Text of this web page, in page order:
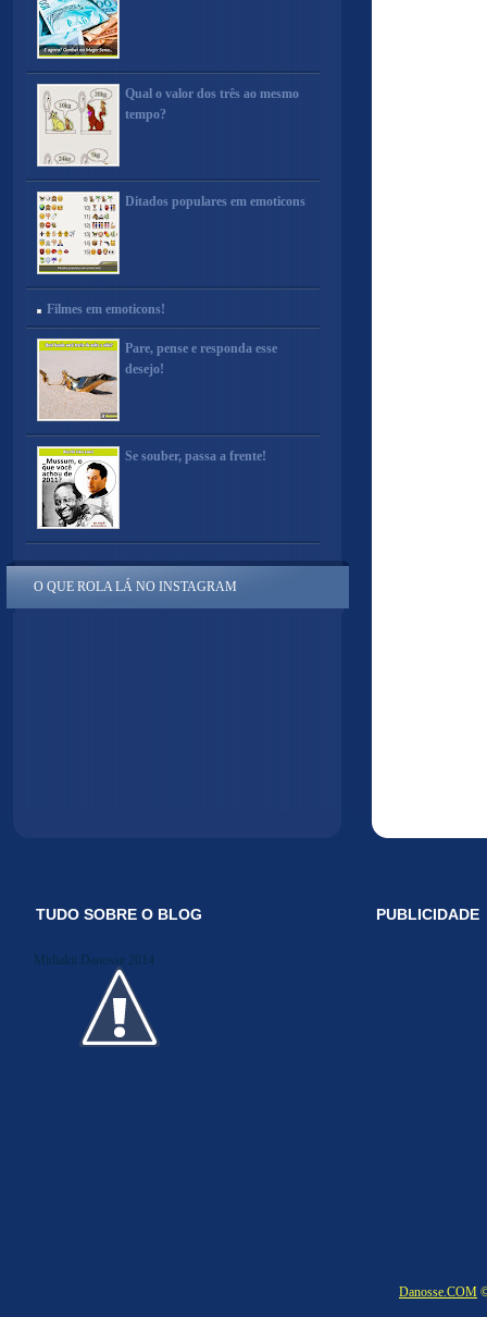
Qual o valor dos três ao mesmo
tempo?
Ditados populares em emoticons
Filmes em emoticons!
Pare, pense e responda esse
desejo!
Se souber, passa a frente!
O QUE ROLA LÁ NO INSTAGRAM
TUDO SOBRE O BLOG
Midiakit Danosse 2014
PUBLICIDADE
Danosse.COM